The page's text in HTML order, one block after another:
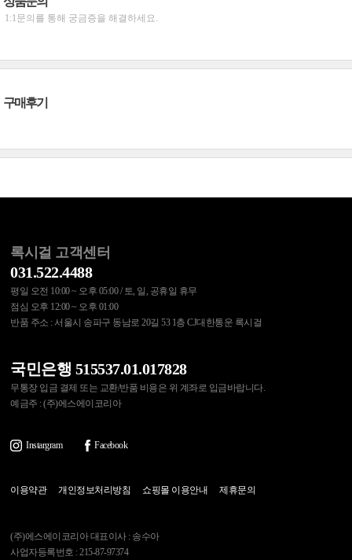
1:1문의를 통해 궁금증을 해결하세요.
구매후기
록시걸 고객센터
031.522.4488
평일 오전 10:00 ~ 오후 05:00 / 토, 일, 공휴일 휴무
점심 오후 12:00 ~ 오후 01:00
반품 주소 : 서울시 송파구 동남로 20길 53 1층 CJ대한통운 록시걸
국민은행 515537.01.017828
무통장 입금 결제 또는 교환/반품 비용은 위 계좌로 입금바랍니다.
예금주 : (주)에스에이코리아
Instargram Facebook
이용약관 개인정보처리방침 쇼핑몰 이용안내 제휴문의
(주)에스에이코리아 대표이사 : 송수아
사업자등록번호 : 215-87-97374